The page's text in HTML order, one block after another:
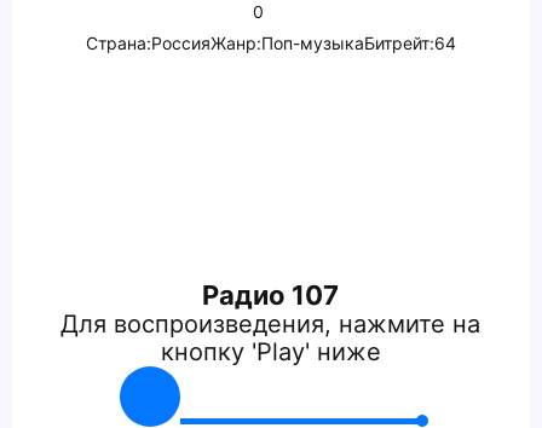
0
Страна:РоссияЖанр:Поп-музыкаБитрейт:64
Радио 107
Для воспроизведения, нажмите на
кнопку 'Play' ниже